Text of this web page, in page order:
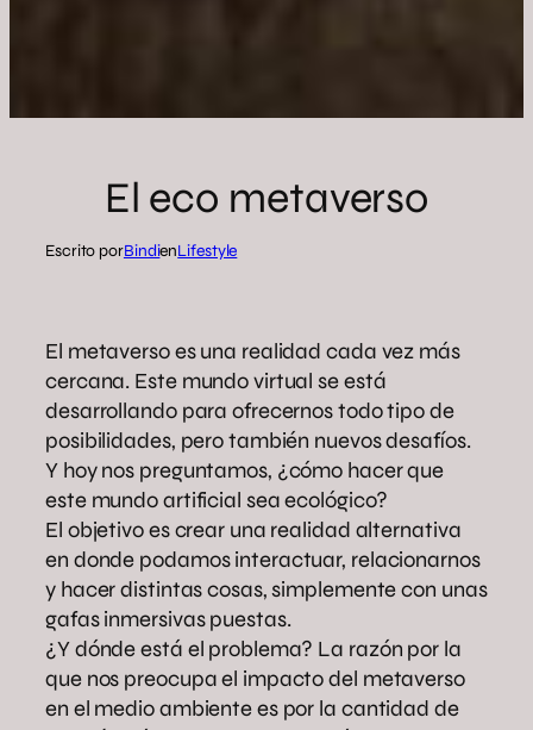
El eco metaverso
Escrito porBindienLifestyle
El metaverso es una realidad cada vez más
cercana. Este mundo virtual se está
desarrollando para ofrecernos todo tipo de
posibilidades, pero también nuevos desafíos.
Y hoy nos preguntamos, ¿cómo hacer que
este mundo artificial sea ecológico?
El objetivo es crear una realidad alternativa
en donde podamos interactuar, relacionarnos
y hacer distintas cosas, simplemente con unas
gafas inmersivas puestas.
¿Y dónde está el problema? La razón por la
que nos preocupa el impacto del metaverso
en el medio ambiente es por la cantidad de